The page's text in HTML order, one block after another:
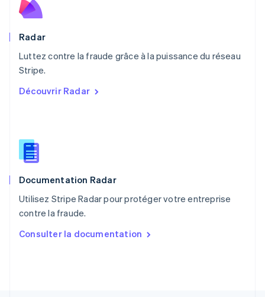
Radar
Luttez contre la fraude grâce à la puissance du réseau
Stripe.
Découvrir Radar
Documentation Radar
Utilisez Stripe Radar pour protéger votre entreprise
contre la fraude.
Consulter la documentation
Nouvelle-Zélande
English
Pays-Bas
Pologne
English
PortuguêsEnglish
English
Roumanie
Royaume-Uni
Singapour
English简体中文
English